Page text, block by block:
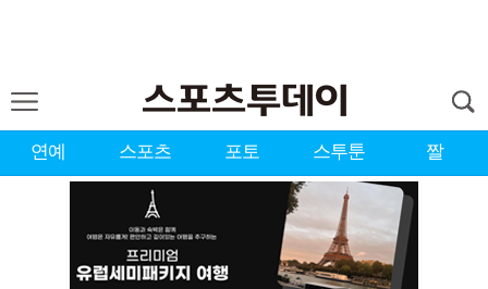
연예 스포츠 포토 스투툰 짤